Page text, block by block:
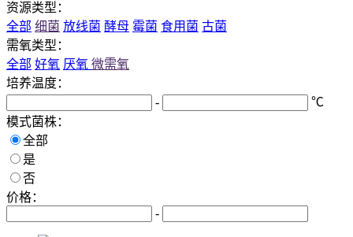
资源类型：
全部 细菌 放线菌 酵母 霉菌 食用菌 古菌
需氧类型：
全部 好氧 厌氧 微需氧
培养温度：
-
℃
模式菌株：
全部
是
否
价格：
-